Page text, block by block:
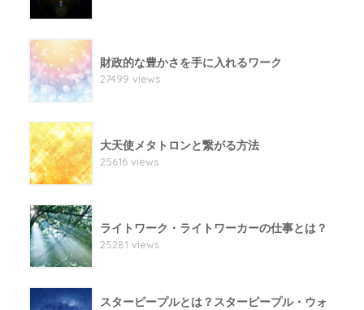
財政的な豊かさを手に入れるワーク
27499 views
大天使メタトロンと繋がる方法
25616 views
ライトワーク・ライトワーカーの仕事とは？
25281 views
スターピープルとは？スターピープル・ウォ